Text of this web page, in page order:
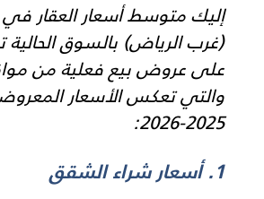
إليك متوسط أسعار العقار
(غرب الرياض) بالسوق الحالية
على عروض بيع فعلية من
والتي تعكس الأسعار
2025-2026:
1. أسعار شراء الشقق